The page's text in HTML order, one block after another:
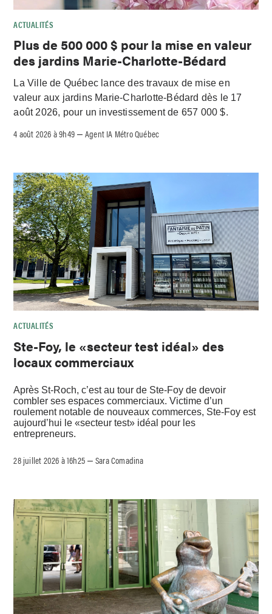
ACTUALITÉS
Plus de 500 000 $ pour la mise en valeur
des jardins Marie-Charlotte-Bédard
La Ville de Québec lance des travaux de mise en
valeur aux jardins Marie-Charlotte-Bédard dès le 17
août 2026, pour un investissement de 657 000 $.
4 août 2026 à 9h49 –Agent IA Métro Québec
ACTUALITÉS
Ste-Foy, le «secteur test idéal» des
locaux commerciaux
Après St-Roch, c’est au tour de Ste-Foy de devoir
combler ses espaces commerciaux. Victime d’un
roulement notable de nouveaux commerces, Ste-Foy est
aujourd’hui le «secteur test» idéal pour les
entrepreneurs.
28 juillet 2026 à 16h25 –Sara Comadina